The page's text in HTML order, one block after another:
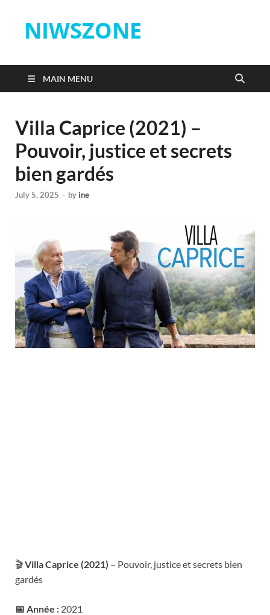
NIWSZONE
MAIN MENU
Villa Caprice (2021) –
Pouvoir, justice et secrets
bien gardés
July 5, 2025 - by ine
🎬Villa Caprice (2021) – Pouvoir, justice et secrets bien
gardés
📅 Année : 2021